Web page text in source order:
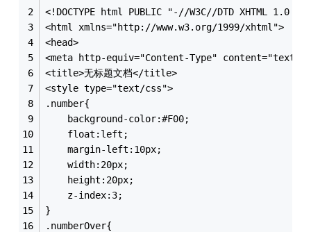
<!DOCTYPE html PUBLIC "-//W3C//DTD XHTML
<html xmlns="http://www.w3.org/1999/xhtml">
<head>
<meta http-equiv="Content-Type"
<title>无标题文档</title>
<style type="text/css">
.number{
	background-color:#F00;
	float:left;
	margin-left:10px;
	width:20px;
	height:20px;
	z-index:3;
}
.numberOver{